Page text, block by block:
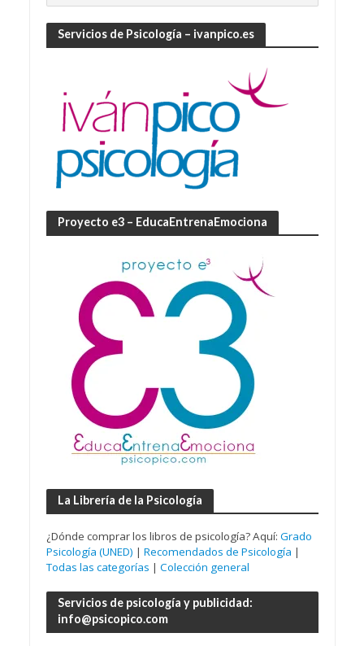
Servicios de Psicología – ivanpico.es
Proyecto e3 – EducaEntrenaEmociona
La Librería de la Psicología
¿Dónde comprar los libros de psicología? Aquí: Grado
Psicología (UNED) | Recomendados de Psicología |
Todas las categorías | Colección general
Servicios de psicología y publicidad:
info@psicopico.com